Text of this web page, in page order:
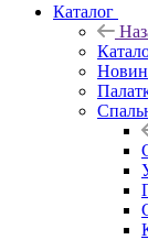
Каталог